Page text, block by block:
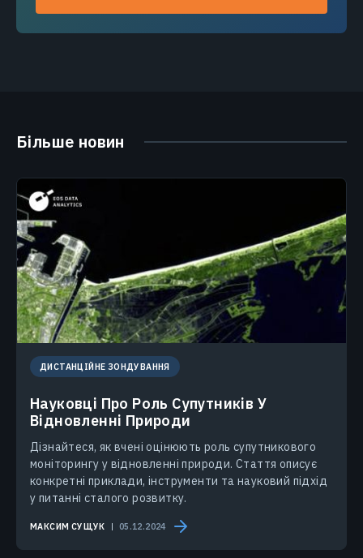
Більше новин
ДИСТАНЦІЙНЕ ЗОНДУВАННЯ
Науковці Про Роль Супутників У
Відновленні Природи
Дізнайтеся, як вчені оцінюють роль супутникового
моніторингу у відновленні природи. Стаття описує
конкретні приклади, інструменти та науковий підхід
у питанні сталого розвитку.
МАКСИМ СУЩУК 05.12.2024